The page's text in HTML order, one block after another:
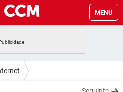
MENU
FACEBOOK
WHATSAPP